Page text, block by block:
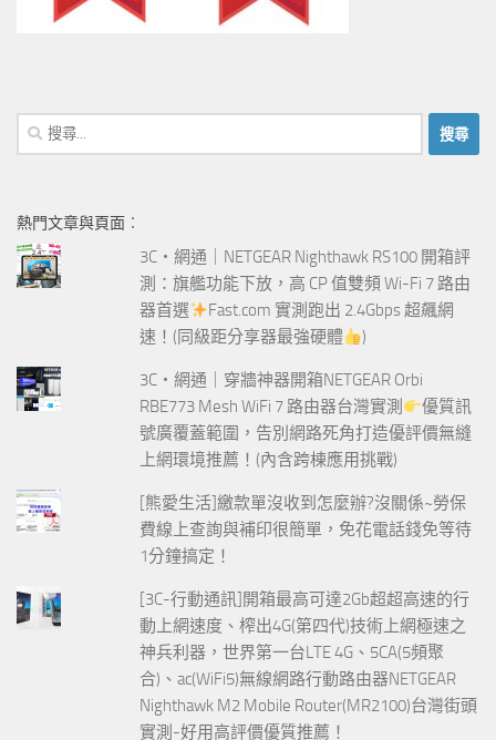
搜
尋
字:
熱門文章與頁面︰
3C‧網通｜NETGEAR Nighthawk RS100 開箱評
測：旗艦功能下放，高 CP 值雙頻 Wi-Fi 7 路由
器首選
Fast.com 實測跑出 2.4Gbps 超飆網
速！(同級距分享器最強硬體
)
3C‧網通｜穿牆神器開箱NETGEAR Orbi
RBE773 Mesh WiFi 7 路由器台灣實測
優質訊
號廣覆蓋範圍，告別網路死角打造優評價無縫
上網環境推薦！(內含跨棟應用挑戰)
[熊愛生活]繳款單沒收到怎麼辦?沒關係~勞保
費線上查詢與補印很簡單，免花電話錢免等待
1分鐘搞定！
[3C-行動通訊]開箱最高可達2Gb超超高速的行
動上網速度、榨出4G(第四代)技術上網極速之
神兵利器，世界第一台LTE 4G、5CA(5頻聚
合)、ac(WiFi5)無線網路行動路由器NETGEAR
Nighthawk M2 Mobile Router(MR2100)台灣街頭
實測-好用高評價優質推薦！